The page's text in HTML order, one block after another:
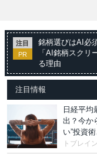
注目
PR
銘柄選びはAI必
「AI銘柄スクリ
る理由
注目情報
日経平均
出？今か
い”投資
トブレイ